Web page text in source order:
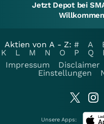
Jetzt Depot bei
Aktien von A - Z: # A
K
L M N O P Q
Impressum
Disclaimer
Einstellungen
Unsere Apps: